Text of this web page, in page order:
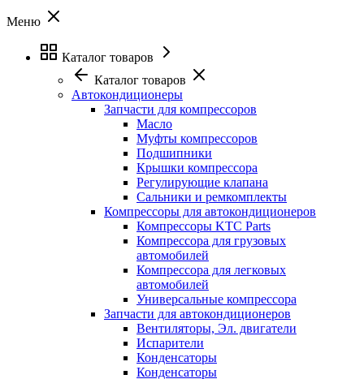
Меню
Каталог товаров
Каталог товаров
Автокондиционеры
Запчасти для компрессоров
Масло
Муфты компрессоров
Подшипники
Крышки компрессора
Регулирующие клапана
Сальники и ремкомплекты
Компрессоры для автокондиционеров
Компрессоры KTC Parts
Компрессора для грузовых
автомобилей
Компрессора для легковых
автомобилей
Универсальные компрессора
Запчасти для автокондиционеров
Вентиляторы, Эл. двигатели
Испарители
Конденсаторы
Конденсаторы